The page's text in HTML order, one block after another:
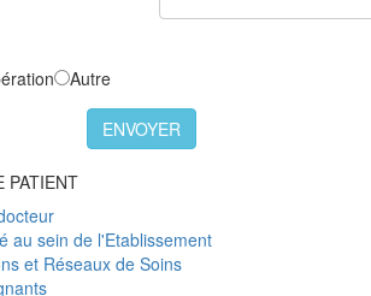
Autre
PATIENT
au sein de l'Etablissement
et Réseaux de Soins